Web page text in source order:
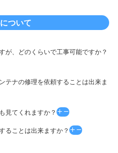
ついて
が、どのくらいで工事可能ですか？
テナの修理を依頼することは出来ま
見てくれますか？
ることは出来ますか？